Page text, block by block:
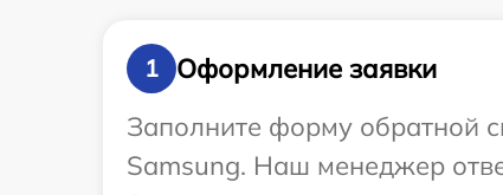
1
Оформление заявки
Заполните форму обратной
Samsung. Наш менеджер